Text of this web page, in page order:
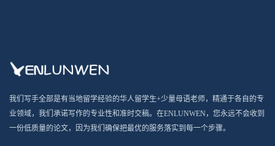
我们写手全部是有当地留学经验的华人留学生+少量母语老师，精通于各自的专
业领域，我们承诺写作的专业性和准时交稿。在ENLUNWEN，您永远不会收到
一份低质量的论文，因为我们确保把最优的服务落实到每一个步骤。